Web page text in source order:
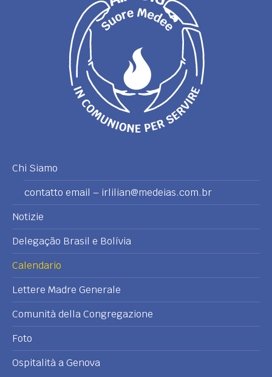
Chi Siamo
contatto email – irlilian@medeias.com.br
Notizie
Delegação Brasil e Bolívia
Calendario
Lettere Madre Generale
Comunità della Congregazione
Foto
Ospitalità a Genova